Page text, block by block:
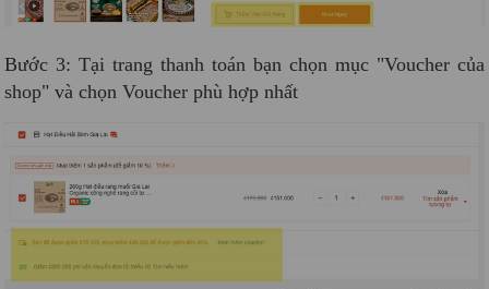
Bước 3: Tại trang thanh toán bạn chọn mục "Voucher của
shop" và chọn Voucher phù hợp nhất